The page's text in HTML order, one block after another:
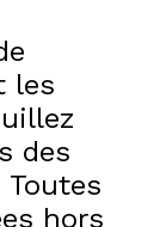
les
des
Toutes
hors